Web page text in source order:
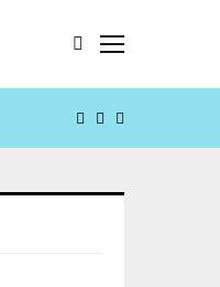
FACEBOOK
YOUTUBE